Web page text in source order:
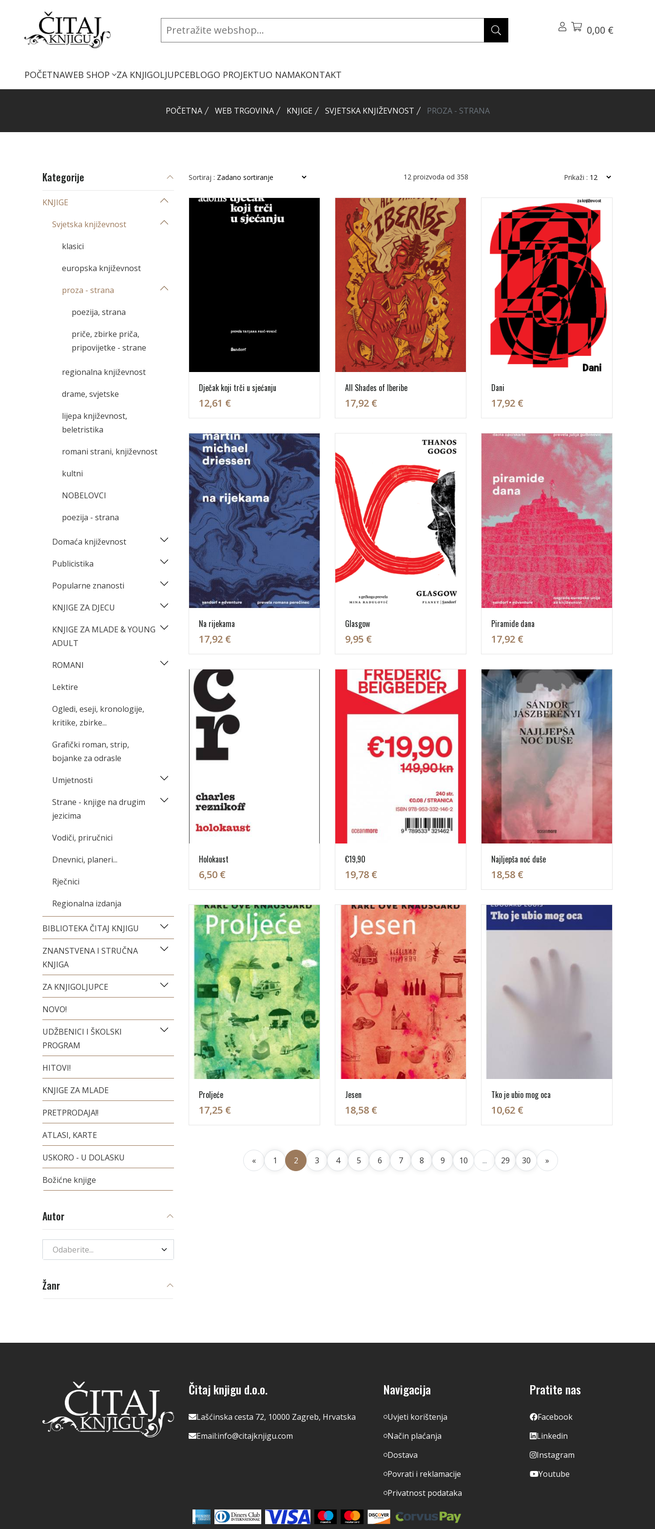
0,00 €
POČETNAWEB SHOP ZA KNJIGOLJUPCEBLOGO PROJEKTUO NAMAKONTAKT
POČETNA WEB TRGOVINA KNJIGE SVJETSKA KNJIŽEVNOST PROZA - STRANA
Sortiraj : 12 proizvoda od 358 Prikaži :
Dječak koji trči u sjećanju
12,61 €
All Shades of Iberibe
17,92 €
Dani
17,92 €
Na rijekama
17,92 €
Glasgow
9,95 €
Piramide dana
17,92 €
Holokaust
6,50 €
€19,90
19,78 €
Najljepša noć duše
18,58 €
Proljeće
17,25 €
Jesen
18,58 €
Tko je ubio mog oca
10,62 €
« 1 2 3 4 5 6 7 8 9 10 ... 29 30 »
Kategorije
KNJIGE
Svjetska književnost
klasici
europska književnost
proza - strana
poezija, strana
priče, zbirke priča,
pripovijetke - strane
regionalna književnost
drame, svjetske
lijepa književnost,
beletristika
romani strani, književnost
kultni
NOBELOVCI
poezija - strana
Domaća književnost
Publicistika
Popularne znanosti
KNJIGE ZA DJECU
KNJIGE ZA MLADE & YOUNG
ADULT
ROMANI
Lektire
Ogledi, eseji, kronologije,
kritike, zbirke...
Grafički roman, strip,
bojanke za odrasle
Umjetnosti
Strane - knjige na drugim
jezicima
Vodiči, priručnici
Dnevnici, planeri...
Rječnici
Regionalna izdanja
BIBLIOTEKA ČITAJ KNJIGU
ZNANSTVENA I STRUČNA
KNJIGA
ZA KNJIGOLJUPCE
NOVO!
UDŽBENICI I ŠKOLSKI
PROGRAM
HITOVI!
KNJIGE ZA MLADE
PRETPRODAJA!!
ATLASI, KARTE
USKORO - U DOLASKU
Božićne knjige
Autor
Odaberite...
Žanr
Čitaj knjigu d.o.o.
Lašćinska cesta 72, 10000 Zagreb, Hrvatska
Email:info@citajknjigu.com
Navigacija
Uvjeti korištenja
Način plaćanja
Dostava
Povrati i reklamacije
Privatnost podataka
Pratite nas
Facebook
Linkedin
Instagram
Youtube